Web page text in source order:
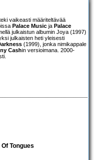
vaikeasti määriteltävää
Palace Music ja Palace
julkaistun albumin Joya (1997)
julkaisten heti yleisesti
(1999), jonka nimikappale
Cashin versioimana. 2000-
Tongues